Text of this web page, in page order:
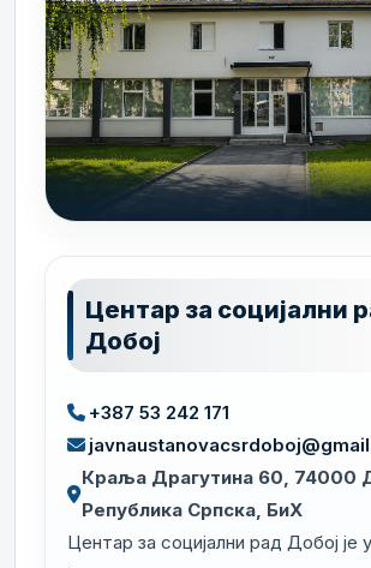
Центар за социјални
Добој
+387 53 242 171
Краља Драгутина 60, 74000
Република Српска, БиХ
Центар за социјални рад Добој је